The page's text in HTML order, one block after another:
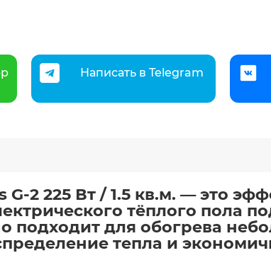
Написать в Telegram
2 225 Вт / 1.5 кв.м. — это
тёплого пола
подходит для обогрева
тепла и